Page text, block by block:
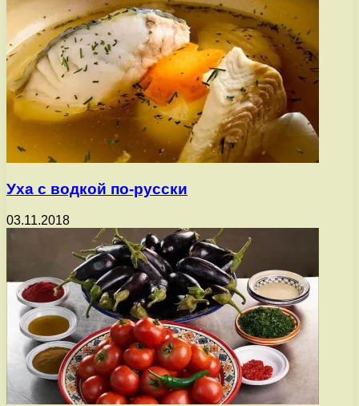
Уха с водкой по-русски
03.11.2018